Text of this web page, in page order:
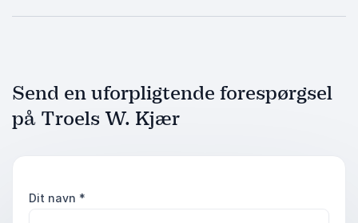
Send en uforpligtende forespørgsel
på Troels W. Kjær
Dit navn *